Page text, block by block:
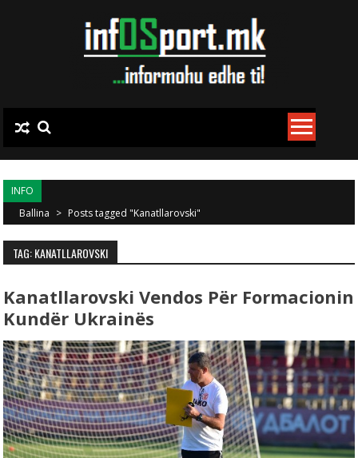
INFO
Ballina > Posts tagged "Kanatllarovski"
TAG: KANATLLAROVSKI
Kanatllarovski Vendos Për Formacionin
Kundër Ukrainës